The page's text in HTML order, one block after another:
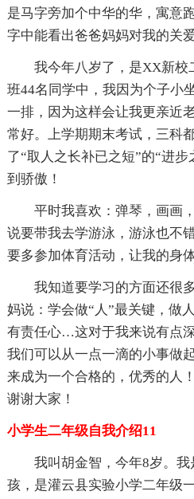
是马字旁加个中华的华，寓意
字中能看出爸爸妈妈对我的关
我今年八岁了，是XX新校
班44名同学中，我因为个子小
一排，因为这样会让我更亲近
常好。上学期期末考试，三科
了“取人之长补已之短”的“进
到骄傲！
平时我喜欢：弹琴，画画
说要带我去学游泳，游泳也不
要多参加体育活动，让我的身
我知道要学习的方面还很
妈说：学会做“人”最关键，做
有责任心…这对于我来说有点
我们可以从一点一滴的小事做
来成为一个合格的，优秀的人
谢谢大家！
小学生二年级自我介绍11
我叫胡金智，今年8岁。
孩，是灌云县实验小学二年级